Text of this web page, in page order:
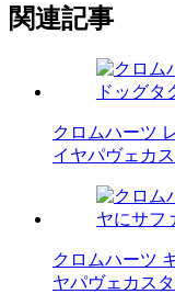
関連記事
クロムハーツ
イヤパヴェカ
クロムハーツ
ヤパヴェカス